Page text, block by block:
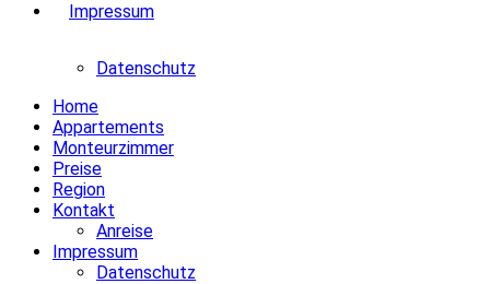
Impressum
Datenschutz
Home
Appartements
Monteurzimmer
Preise
Region
Kontakt
Anreise
Impressum
Datenschutz